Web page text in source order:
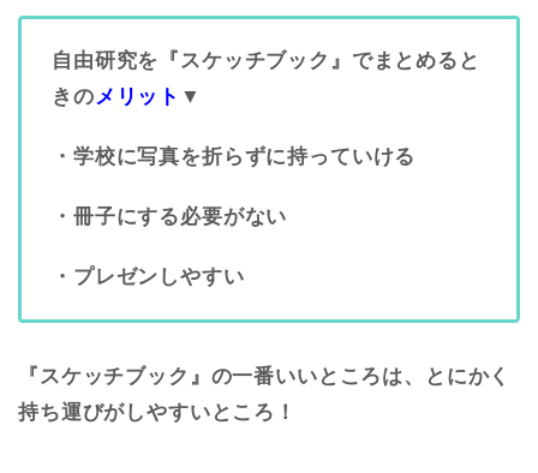
自由研究を『スケッチブック』でまとめると
きのメリット ▼
・学校に写真を折らずに持っていける
・冊子にする必要がない
・プレゼンしやすい
『スケッチブック』の一番いいところは、とにかく
持ち運びがしやすいところ！